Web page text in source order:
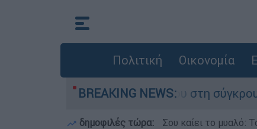
Πολιτική Οικονομία
BREAKING NEWS:
που έχασε τη ζωή του στη σύγκρουση
δημοφιλές τώρα: Σου καίει το μυαλό: